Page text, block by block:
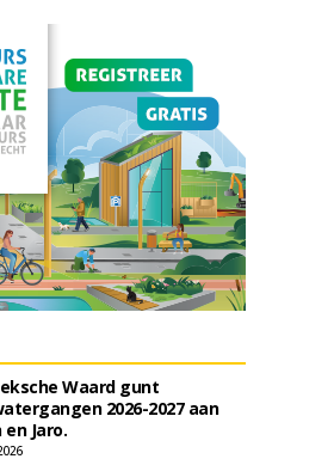
Waard gunt
2026-2027 aan
Jaro.